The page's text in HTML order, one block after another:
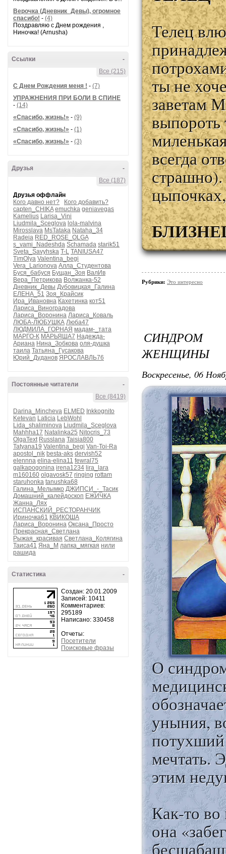
Верочка (Дневник_Девы), огромное
спасибо! - (4)
Поздравляю с Днем рождения ,
Ниночка! (Arnusha)
-
Ссылки
Все (215)
С Днем Рождения меня ! - (7)
УПРАЖНЕНИЯ ПРИ БОЛИ В СПИНЕ
- (14)
«Спасибо, жизнь!» - (9)
«Спасибо, жизнь!» - (1)
«Спасибо, жизнь!» - (3)
-
Друзья
Все (187)
Друзья оффлайн
Кого давно нет?
Кого добавить?
capten_CHIKA emuchka geniavegas
Kamelius Larisa_Vini
Liudmila_Sceglova lola-malvina
Mirosslava MsTataka Nataha_34
Radeia RED_ROSE_OLGA
s_vami_Nadeshda Schamada starik51
Sveta_Savyhska T-L TANIUSA47
TimOlya Valentina_begi
Vera_Larionova Алла_Студентова
Буся_бабуся Бущан_Зоя ВалИв
Вера_Петрикова Волжанка-52
Дневник_Девы Дубовицкая_Галина
ЕЛЕНА_51 Зоя_Крайсик
Ира_Ивановна Кахетинка кот51
Лариса_Виноградова
Лариса_Воронина Лариса_Коваль
ЛЮБА-ЛЮБУШКА Люба47
ЛЮДМИЛА_ГОРНАЯ мадам-_тата
МАРГО-К МАРЬЯША7 Надежда-
Ариана Нина_Зобкова оля-душка
таила Татьяна_Гусакова
Юрий_Дуданов ЯРОСЛАВЛЬ76
-
Постоянные читатели
Все (8419)
Darina_Mincheva ELMED Inkkognito
Ketevan Laticia LebWohl
Lida_shaliminova Liudmila_Sceglova
Mahhha17 Natalinka25 Nitocris_73
OlgaText Russlana Taisia800
Tatyana19 Valentina_begi Van-Toi-Ra
apostol_nik besta-aks dervish52
elennna elina-elina11 fewral75
galkapogonina irena1234 lira_lara
m160160 olgavosk57 ringing rottam
staruhonka tanushka68
Галина_Мелымко ДЖИПСИ_-_Тасик
Домашний_калейдоскоп ЕЖИЧКА
Жанна_Лях
ИСПАНСКИЙ_РЕСТОРАНЧИК
Ириночка61 КВИКОША
Лариса_Воронина Оксана_Просто
Прекрасная_Светлана
Рыжая_красивая Светлана_Колягина
Таиса41 Яна_М лапка_мягкая нили
рашида
-
Статистика
Создан: 20.01.2009
Записей: 10411
Комментариев:
295189
Написано: 330458
Отчеты:
Посетители
Поисковые фразы
Телец
ты не
заветам
всегда
страшно).
Рубрики: Это интересно
СИНДРОМ
ЖЕНЩИНЫ
Воскресенье, 06
О
уныния,
потухший
мечтать.
этим
Как-то во
она